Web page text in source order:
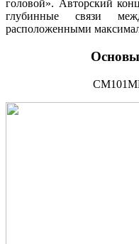
головой». Авторский
глубинные связи
расположенными